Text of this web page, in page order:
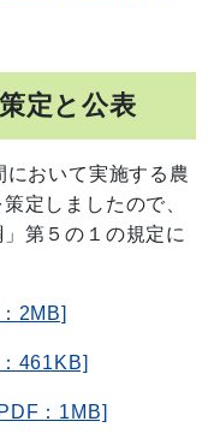
定と公表
おいて実施する農
定しましたので、
第５の１の規定に
2MB]
461KB]
：1MB]